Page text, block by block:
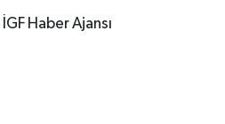
İGF Haber Ajansı